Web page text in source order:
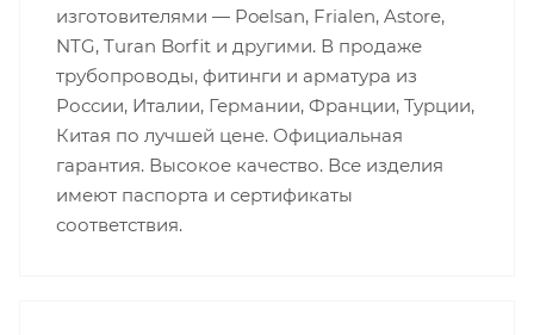
изготовителями — Poelsan, Frialen, Astore,
NTG, Turan Borfit и другими. В продаже
трубопроводы, фитинги и арматура из
России, Италии, Германии, Франции, Турции,
Китая по лучшей цене. Официальная
гарантия. Высокое качество. Все изделия
имеют паспорта и сертификаты
соответствия.